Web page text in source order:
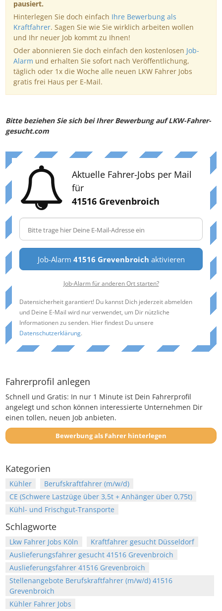
pausiert.
Hinterlegen Sie doch einfach Ihre Bewerbung als
Kraftfahrer. Sagen Sie wie Sie wirklich arbeiten wollen
und Ihr neuer Job kommt zu Ihnen!
Oder abonnieren Sie doch einfach den kostenlosen Job-
Alarm und erhalten Sie sofort nach Veröffentlichung,
täglich oder 1x die Woche alle neuen LKW Fahrer Jobs
gratis frei Haus per E-Mail.
Bitte beziehen Sie sich bei Ihrer Bewerbung auf LKW-Fahrer-
gesucht.com
Aktuelle Fahrer-Jobs per Mail
für
41516 Grevenbroich
Job-Alarm 41516 Grevenbroich aktivieren
Job-Alarm für anderen Ort starten?
Datensicherheit garantiert! Du kannst Dich jederzeit abmelden
und Deine E-Mail wird nur verwendet, um Dir nützliche
Informationen zu senden. Hier findest Du unsere
Datenschutzerklärung.
Fahrerprofil anlegen
Schnell und Gratis: In nur 1 Minute ist Dein Fahrerprofil
angelegt und schon können interessierte Unternehmen Dir
einen tollen, neuen Job anbieten.
Bewerbung als Fahrer hinterlegen
Kategorien
Kühler
Berufskraftfahrer (m/w/d)
CE (Schwere Lastzüge über 3,5t + Anhänger über 0,75t)
Kühl- und Frischgut-Transporte
Schlagworte
Lkw Fahrer Jobs Köln
Kraftfahrer gesucht Düsseldorf
Auslieferungsfahrer gesucht 41516 Grevenbroich
Auslieferungsfahrer 41516 Grevenbroich
Stellenangebote Berufskraftfahrer (m/w/d) 41516
Grevenbroich
Kühler Fahrer Jobs